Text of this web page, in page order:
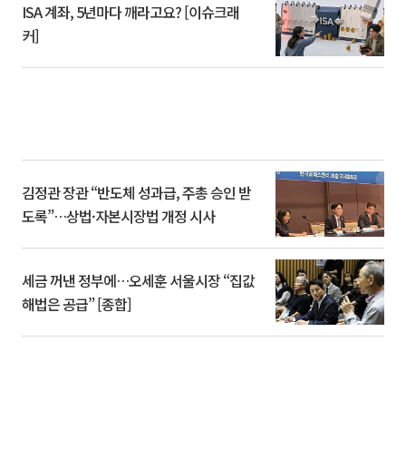
ISA 계좌, 5년마다 깨라고요? [이슈크래
커]
김정관 장관 “반도체 성과급, 주총 승인 받
도록”…상법·자본시장법 개정 시사
세금 꺼낸 정부에…오세훈 서울시장 “집값
해법은 공급” [종합]